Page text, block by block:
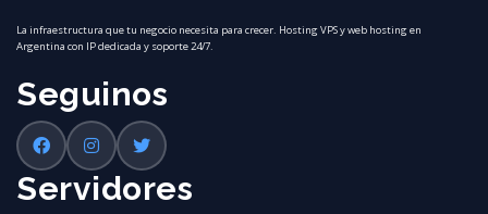
La infraestructura que tu negocio necesita para crecer. Hosting VPS y web hosting en
Argentina con IP dedicada y soporte 24/7.
Seguinos
Servidores